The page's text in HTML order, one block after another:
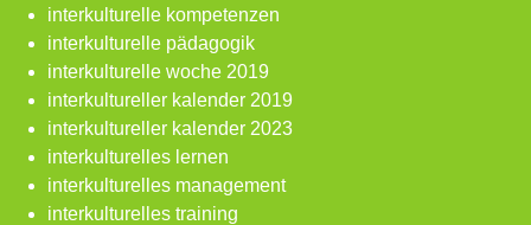
interkulturelle kompetenzen
interkulturelle pädagogik
interkulturelle woche 2019
interkultureller kalender 2019
interkultureller kalender 2023
interkulturelles lernen
interkulturelles management
interkulturelles training